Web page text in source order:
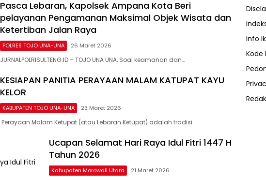
Pasca Lebaran, Kapolsek Ampana Kota Beri
pelayanan Pengamanan Maksimal Objek Wisata dan
Ketertiban Jalan Raya
POLRES TOJO UNA-UNA 26 Maret 2026
JURNALPOLRISULTENG.ID – TOJO UNA UNA, Soal keamanan dan…
KESIAPAN PANITIA PERAYAAN MALAM KATUPAT KAYU
KELOR
KABUPATEN TOJO UNA-UNA 23 Maret 2026
Perayaan Malam Ketupat (atau Lebaran Ketupat) adalah tradisi…
Ucapan Selamat Hari Raya Idul Fitri 1447 H
Tahun 2026
Kabupaten Morowali Utara 21 Maret 2026
Info
Kode